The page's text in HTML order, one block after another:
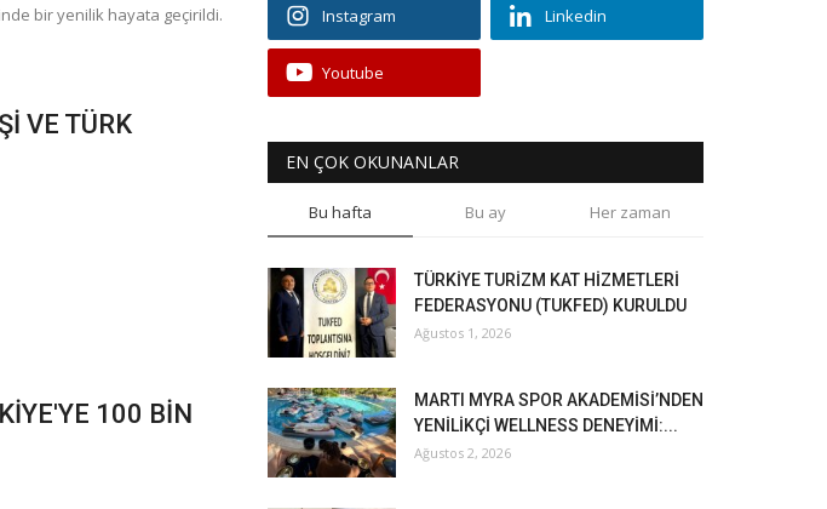
bir yenilik hayata geçirildi.
VE TÜRK
100 BİN
Instagram Linkedin
Youtube
EN ÇOK OKUNANLAR
Bu hafta Bu ay Her zaman
TÜRKİYE TURİZM KAT HİZMETLERİ
FEDERASYONU (TUKFED) KURULDU
Ağustos 1, 2026
MARTI MYRA SPOR AKADEMİSİ’NDEN
YENİLİKÇİ WELLNESS DENEYİMİ:...
Ağustos 2, 2026